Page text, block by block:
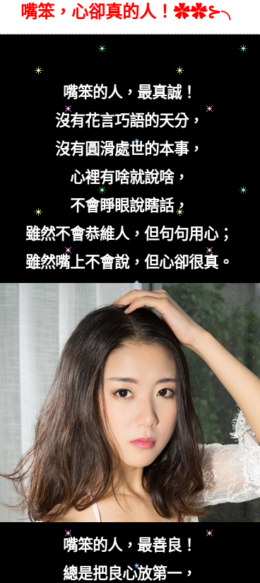
嘴笨，心卻真的人！✿✿⊱╮
嘴笨的人，最真誠！
沒有花言巧語的天分，
沒有圓滑處世的本事，
心裡有啥就說啥，
不會睜眼說瞎話，
雖然不會恭維人，但句句用心；
雖然嘴上不會說，但心卻很真。
嘴笨的人，最善良！
總是把良心放第一，